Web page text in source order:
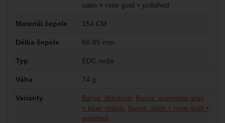
satin + rose gold + polished
Materiál čepele 154 CM
Délka čepele 66-85 mm
Typ EDC nože
Váha 74 g
Varianty Barva: Blackout Barva: gunmetal gray
+ blue +black
Barva: satin + rose gold +
polished